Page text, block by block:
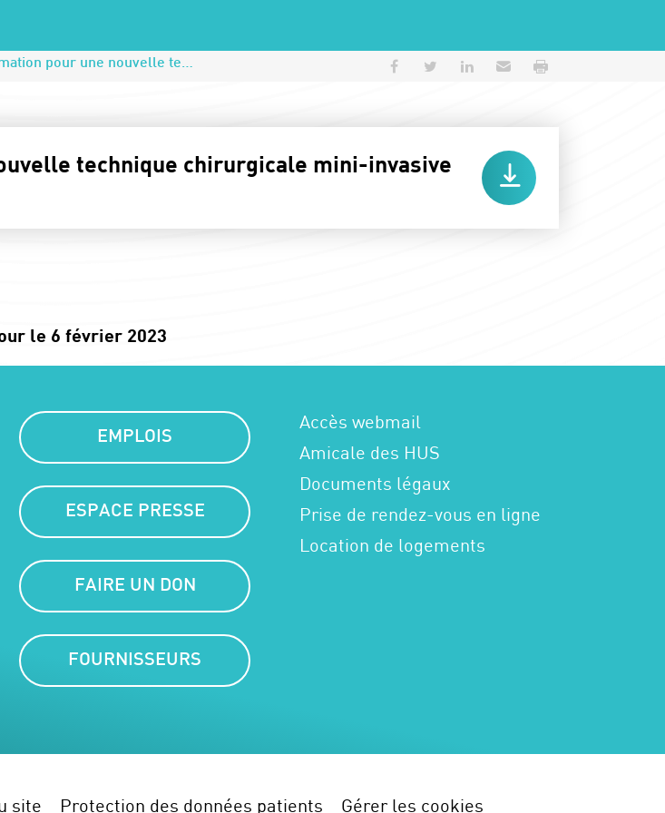
Les HUS, centre de formation pour une nouvelle technique chirurgicale mini-invasive d’ablation de l’utérus Partager sur Facebook
Partager sur Twitter
Partager sur LinkedIn
Envoyer par e-mail
technique chirurgicale mini-invasive
le 6 février 2023
EMPLOIS
ESPACE PRESSE
FAIRE UN DON
FOURNISSEURS
Accès webmail
Amicale des HUS
Documents légaux
Prise de rendez-vous en ligne
Location de logements
site Protection des données patients Gérer les cookies